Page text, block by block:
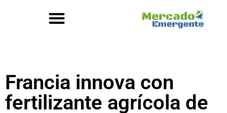
Francia innova con
fertilizante agrícola de